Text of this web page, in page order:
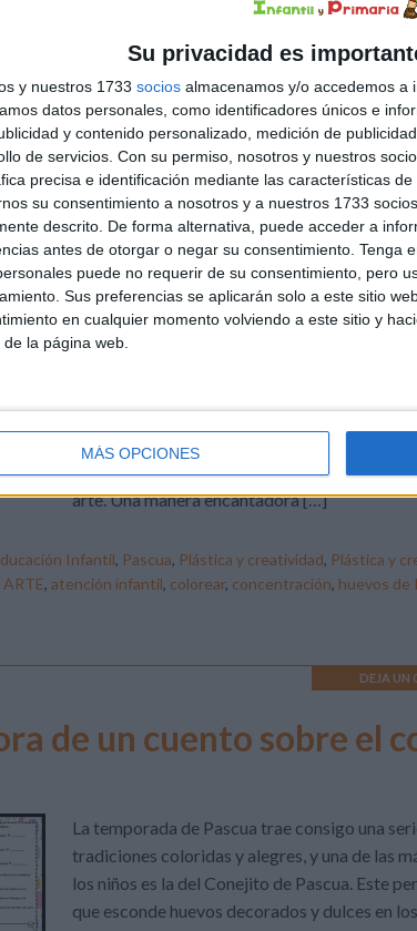
Su privacidad es
y nuestros 1733 socios almacenamos y/o accedemos a
datos personales, como identificadores únicos e
y contenido personalizado, medición de
de servicios. Con su permiso, nosotros y nuestros
precisa e identificación mediante las características
su consentimiento a nosotros y a nuestros 1733
descrito. De forma alternativa, puede acceder a
antes de otorgar o negar su consentimiento. Tenga
puede no requerir de su consentimiento, pero
Sus preferencias se aplicarán solo a este sitio
en cualquier momento volviendo a este sitio y
la página web.
MÁS OPCIONES
colaboración ,colorido,comunidad educativa,
,festividad habilidades huevos de Pascua imaginación ,
motricidad fina niños participación pascua, plastilina ,
tradición
1
Huevos de Pascua
La temporada de Pascua está llena de
este contexto, es importante no solo enseñar
sobre las festividades, sino también brindarles
oportunidades para expresar su creatividad
arte. Una manera encantadora […]
Infantil, Pascua, Plástica y creatividad, Plástica y
ARTE, atención infantil, colorear, concentración, huevos de
DEJA UN
de un cuento sobre el
La temporada de Pascua trae consigo una
tradiciones coloridas y alegres, y una de las
los niños es la del Conejito de Pascua. Este
que esconde huevos decorados y dulces en